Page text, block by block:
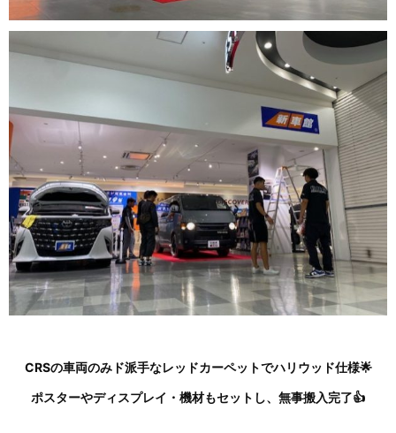
CRSの車両のみド派手なレッドカーペットでハリウッド仕様🌟
ポスターやディスプレイ・機材もセットし、無事搬入完了👍